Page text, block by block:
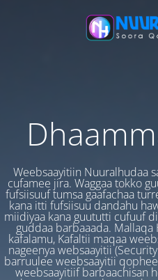
Weebsaayitiin Nuuralhudaa
cufamee jira. Waggaa tokko
fufsiisuuf tumsa gaafachaa
kana itti fufsiisuu dandahu
miidiyaa kana guututti cufuuf
guddaa barbaaada. Mallaqa
kafalamu, Kafaltii maqaa
nageenya websaayitii
barruulee weebsaayitii
weebsaayitiif barbaachisan